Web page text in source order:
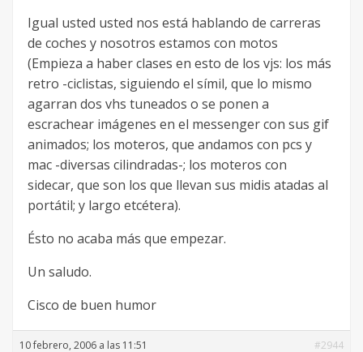
Igual usted usted nos está hablando de carreras
de coches y nosotros estamos con motos
(Empieza a haber clases en esto de los vjs: los más
retro -ciclistas, siguiendo el símil, que lo mismo
agarran dos vhs tuneados o se ponen a
escrachear imágenes en el messenger con sus gif
animados; los moteros, que andamos con pcs y
mac -diversas cilindradas-; los moteros con
sidecar, que son los que llevan sus midis atadas al
portátil; y largo etcétera).
Ésto no acaba más que empezar.
Un saludo.
Cisco de buen humor
10 febrero, 2006 a las 11:51
#2944